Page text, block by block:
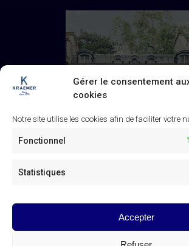
Gérer le consentement
cookies
Notre site utilise les cookies afin de faciliter votre
Fonctionnel
Statistiques
Accepter
Galerie Kraemer
contact@kraemer.fr